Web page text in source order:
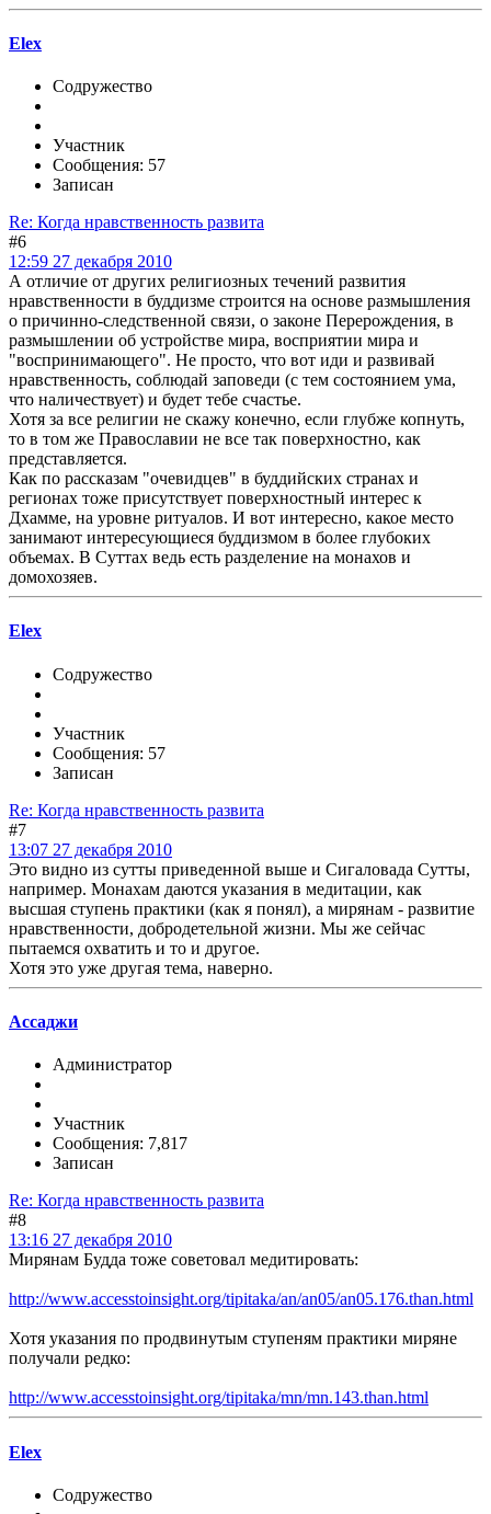
Elex
Содружество
Участник
Сообщения: 57
Записан
Re: Когда нравственность развита
#6
12:59 27 декабря 2010
А отличие от других религиозных течений развития
нравственности в буддизме строится на основе размышления
о причинно-следственной связи, о законе Перерождения, в
размышлении об устройстве мира, восприятии мира и
"воспринимающего". Не просто, что вот иди и развивай
нравственность, соблюдай заповеди (с тем состоянием ума,
что наличествует) и будет тебе счастье.
Хотя за все религии не скажу конечно, если глубже копнуть,
то в том же Православии не все так поверхностно, как
представляется.
Как по рассказам "очевидцев" в буддийских странах и
регионах тоже присутствует поверхностный интерес к
Дхамме, на уровне ритуалов. И вот интересно, какое место
занимают интересующиеся буддизмом в более глубоких
объемах. В Суттах ведь есть разделение на монахов и
домохозяев.
Elex
Содружество
Участник
Сообщения: 57
Записан
Re: Когда нравственность развита
#7
13:07 27 декабря 2010
Это видно из сутты приведенной выше и Сигаловада Сутты,
например. Монахам даются указания в медитации, как
высшая ступень практики (как я понял), а мирянам - развитие
нравственности, добродетельной жизни. Мы же сейчас
пытаемся охватить и то и другое.
Хотя это уже другая тема, наверно.
Ассаджи
Администратор
Участник
Сообщения: 7,817
Записан
Re: Когда нравственность развита
#8
13:16 27 декабря 2010
Мирянам Будда тоже советовал медитировать:
http://www.accesstoinsight.org/tipitaka/an/an05/an05.176.than.html
Хотя указания по продвинутым ступеням практики миряне
получали редко:
http://www.accesstoinsight.org/tipitaka/mn/mn.143.than.html
Elex
Содружество